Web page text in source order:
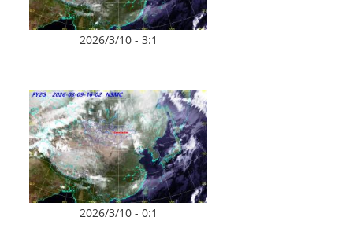
2026/3/10 - 3:1
2026/3/10 - 0:1